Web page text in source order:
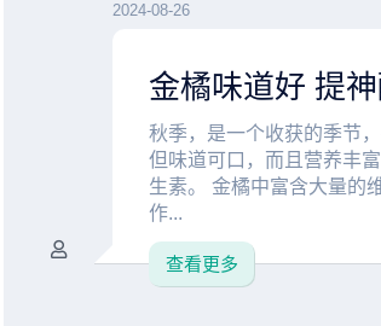
2024-08-26
金橘味道好 提
秋季，是一个收获的季节
但味道可口，而且营养丰
生素。 金橘中富含大量的
作...
查看更多